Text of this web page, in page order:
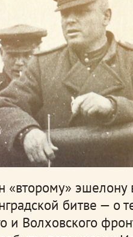
«второму» эшелону
битве — о
и Волховского